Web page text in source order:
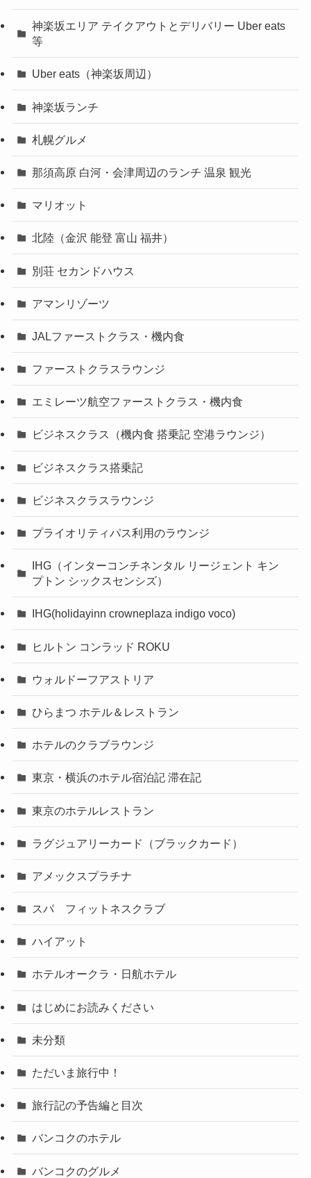
神楽坂エリア テイクアウトとデリバリー Uber eats
等
Uber eats（神楽坂周辺）
神楽坂ランチ
札幌グルメ
那須高原 白河・会津周辺のランチ 温泉 観光
マリオット
北陸（金沢 能登 富山 福井）
別荘 セカンドハウス
アマンリゾーツ
JALファーストクラス・機内食
ファーストクラスラウンジ
エミレーツ航空ファーストクラス・機内食
ビジネスクラス（機内食 搭乗記 空港ラウンジ）
ビジネスクラス搭乗記
ビジネスクラスラウンジ
プライオリティパス利用のラウンジ
IHG（インターコンチネンタル リージェント キン
プトン シックスセンシズ）
IHG(holidayinn crowneplaza indigo voco)
ヒルトン コンラッド ROKU
ウォルドーフアストリア
ひらまつ ホテル＆レストラン
ホテルのクラブラウンジ
東京・横浜のホテル宿泊記 滞在記
東京のホテルレストラン
ラグジュアリーカード（ブラックカード）
アメックスプラチナ
スパ フィットネスクラブ
ハイアット
ホテルオークラ・日航ホテル
はじめにお読みください
未分類
ただいま旅行中！
旅行記の予告編と目次
バンコクのホテル
バンコクのグルメ